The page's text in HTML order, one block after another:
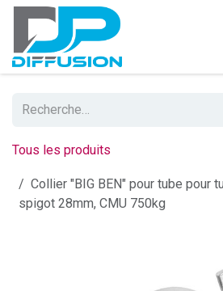
Se rendre au contenu
Tous les produits
Collier "BIG BEN" pour tube pour
spigot 28mm, CMU 750kg